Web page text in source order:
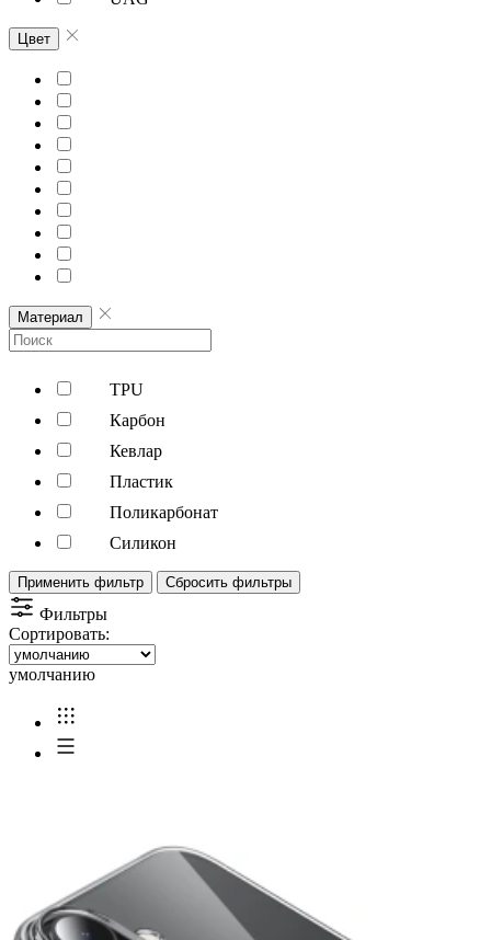
Цвет
Материал
TPU
Карбон
Кевлар
Пластик
Поликарбонат
Силикон
Применить фильтр Сбросить фильтры
Фильтры
Сортировать:
умолчанию